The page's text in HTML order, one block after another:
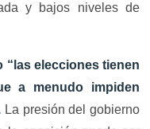
y bajos niveles de
“las elecciones tienen
a menudo impiden
La presión del gobierno